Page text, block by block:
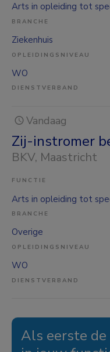
Arts in opleiding tot
BRANCHE
Ziekenhuis
OPLEIDINGSNIVEAU
WO
DIENSTVERBAND
Vandaag
Zij-instromer
BKV, Maastricht
FUNCTIE
Arts in opleiding tot
BRANCHE
Overige
OPLEIDINGSNIVEAU
WO
DIENSTVERBAND
Als eerste